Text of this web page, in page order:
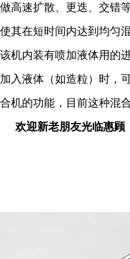
做高速扩散、更迭、交错
使其在短时间内达到均匀混
该机内装有喷加液体用的
加入液体（如造粒）时，
合机的功能，目前这种混
欢迎新老朋友光临惠顾